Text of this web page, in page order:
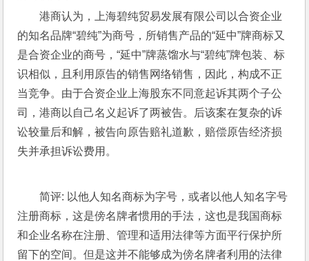
港商认为，上海碧纯贸易发展有限公司以合资企业
的知名品牌“碧纯”为商号，所销售产品的“延中”牌商标又
是合资企业的商号，“延中”牌蒸馏水与“碧纯”牌包装、标
识相似，且利用原告的销售网络销售，因此，构成不正
当竞争。由于合资企业上海股东不同意起诉其两个子公
司，港商以自己名义起诉了两被告。后该案在复杂的诉
讼较量后和解，被告向原告赔礼道歉，赔偿原告经济损
失并承担诉讼费用。
简评: 以他人知名商标为字号，或者以他人知名字号
注册商标，这是傍名牌者惯用的手法，这也是我国商标
和企业名称在注册、管理和适用法律等方面平行保护所
留下的空间。但是这并不能够成为傍名牌者利用的法律